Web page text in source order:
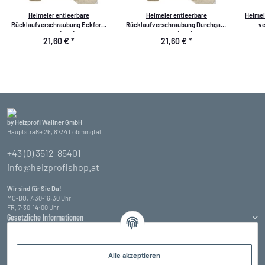
Alle akzeptieren
Heimeier entleerbare
Rücklaufverschraubung Eckform
DN 15 (1/2")
21,60 € *
Heimeier entleerbare
Rücklaufverschraubung Durchgang
DN 15 (1/2")
21,60 € *
by Heizprofi Wallner GmbH
Hauptstraße 26, 8734 Lobmingtal
+43 (0) 3512-85401
info@heizprofishop.at
Wir sind für Sie Da!
MO-DO, 7:30-16:30 Uhr
FR, 7:30-14:00 Uhr
Gesetzliche Informationen
Informationen